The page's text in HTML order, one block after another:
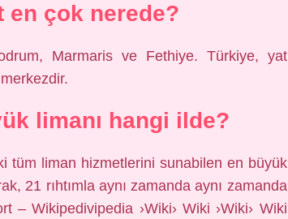
en çok nerede?
Marmaris ve Fethiye. Türkiye, yat
limanı hangi ilde?
tüm liman hizmetlerini sunabilen en büyük
21 rıhtımla aynı zamanda aynı zamanda
– Wikipedivipedia ›Wiki› Wiki ›Wiki› Wiki